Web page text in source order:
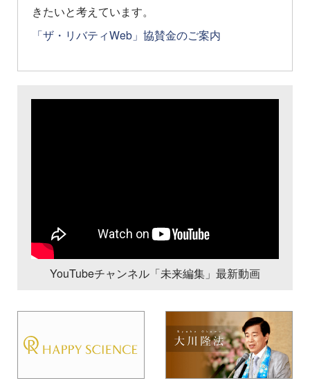
きたいと考えています。
「ザ・リバティWeb」協賛金のご案内
YouTubeチャンネル「未来編集」最新動画